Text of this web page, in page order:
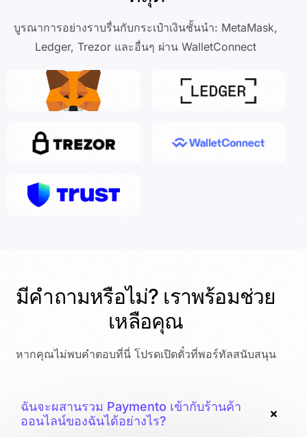
บูรณาการอย่างราบรื่นกับกระเป๋าเงินชั้นนำ: MetaMask,
Ledger, Trezor และอื่นๆ ผ่าน WalletConnect
มีคำถามหรือไม่? เราพร้อมช่วย
เหลือคุณ
หากคุณไม่พบคำตอบที่นี่ โปรดเปิดตั๋วที่พอร์ทัลสนับสนุน
ฉันจะผสานรวม Paymento เข้ากับร้านค้า
ออนไลน์ของฉันได้อย่างไร?